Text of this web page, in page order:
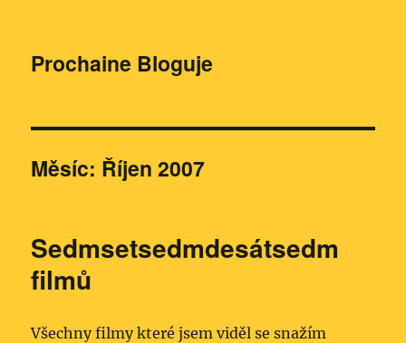
Prochaine Bloguje
Měsíc: Říjen 2007
Sedmsetsedmdesátsedm
filmů
Všechny filmy které jsem viděl se snažím